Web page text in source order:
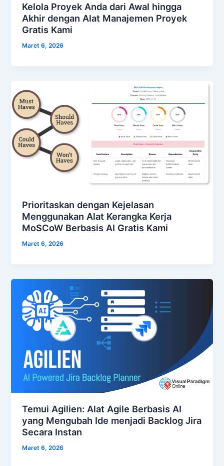
Kelola Proyek Anda dari Awal hingga
Akhir dengan Alat Manajemen Proyek
Gratis Kami
Maret 6, 2026
Prioritaskan dengan Kejelasan
Menggunakan Alat Kerangka Kerja
MoSCoW Berbasis AI Gratis Kami
Maret 6, 2026
Temui Agilien: Alat Agile Berbasis AI
yang Mengubah Ide menjadi Backlog Jira
Secara Instan
Maret 6, 2026